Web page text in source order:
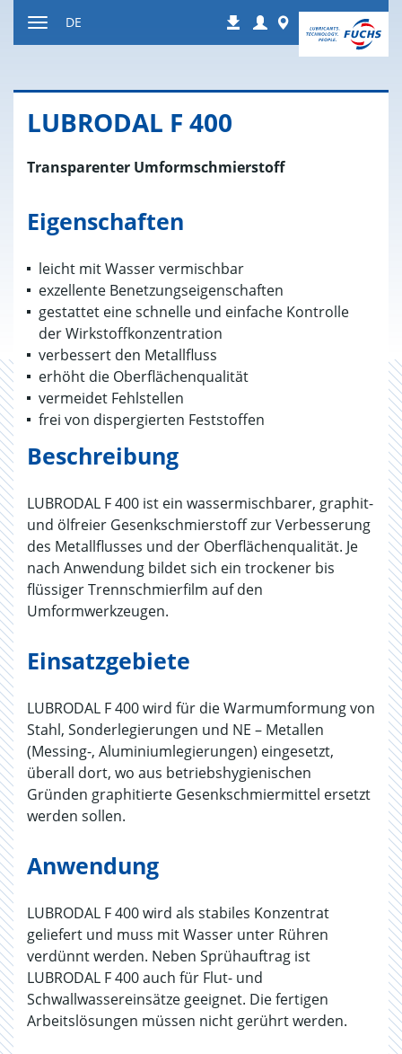
Inhalt
Downloads
Login Worldwide
DE
LU­B­RO­DAL F 400
Transparenter Umformschmierstoff
Eigenschaften
leicht mit Wasser vermischbar
exzellente Benetzungseigenschaften
gestattet eine schnelle und einfache Kontrolle
der Wirkstoffkonzentration
verbessert den Metallfluss
erhöht die Oberflächenqualität
vermeidet Fehlstellen
frei von dispergierten Feststoffen
Beschreibung
LUBRODAL F 400 ist ein wassermischbarer, graphit-
und ölfreier Gesenkschmierstoff zur Verbesserung
des Metallflusses und der Oberflächenqualität. Je
nach Anwendung bildet sich ein trockener bis
flüssiger Trennschmierfilm auf den
Umformwerkzeugen.
Einsatzgebiete
LUBRODAL F 400 wird für die Warmumformung von
Stahl, Sonderlegierungen und NE – Metallen
(Messing-, Aluminiumlegierungen) eingesetzt,
überall dort, wo aus betriebshygienischen
Gründen graphitierte Gesenkschmiermittel ersetzt
werden sollen.
Anwendung
LUBRODAL F 400 wird als stabiles Konzentrat
geliefert und muss mit Wasser unter Rühren
verdünnt werden. Neben Sprühauftrag ist
LUBRODAL F 400 auch für Flut- und
Schwallwassereinsätze geeignet. Die fertigen
Arbeitslösungen müssen nicht gerührt werden.